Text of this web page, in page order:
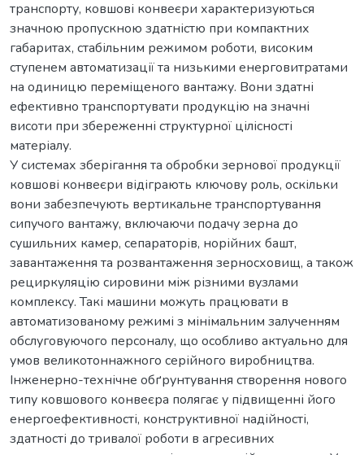
транспорту, ковшові конвеєри характеризуються
значною пропускною здатністю при компактних
габаритах, стабільним режимом роботи, високим
ступенем автоматизації та низькими енерговитратами
на одиницю переміщеного вантажу. Вони здатні
ефективно транспортувати продукцію на значні
висоти при збереженні структурної цілісності
матеріалу.
У системах зберігання та обробки зернової продукції
ковшові конвеєри відіграють ключову роль, оскільки
вони забезпечують вертикальне транспортування
сипучого вантажу, включаючи подачу зерна до
сушильних камер, сепараторів, норійних башт,
завантаження та розвантаження зерносховищ, а також
рециркуляцію сировини між різними вузлами
комплексу. Такі машини можуть працювати в
автоматизованому режимі з мінімальним залученням
обслуговуючого персоналу, що особливо актуально для
умов великотоннажного серійного виробництва.
Інженерно-технічне обґрунтування створення нового
типу ковшового конвеєра полягає у підвищенні його
енергоефективності, конструктивної надійності,
здатності до тривалої роботи в агресивних